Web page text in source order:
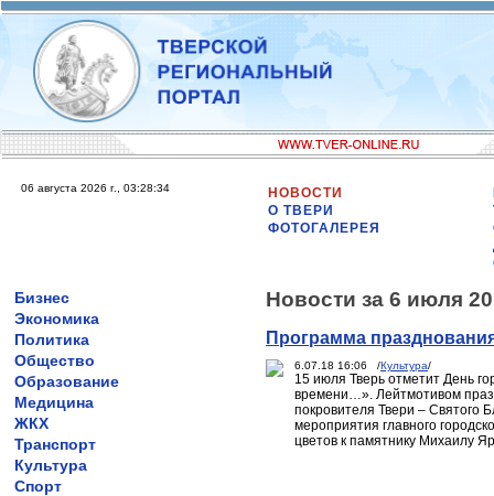
06 августа 2026 г., 03:28:34
НОВОСТИ
О ТВЕРИ
ФОТОГАЛЕРЕЯ
Бизнес
Экономика
Политика
Общество
Образование
Медицина
ЖКХ
Транспорт
Культура
Спорт
Новости за 6 июля
Программа
6.07.18 16:06 /Культура/
15 июля Тверь отметит День
времени…». Лейтмотивом
покровителя Твери – Святого
мероприятия главного
цветов к памятнику Михаилу